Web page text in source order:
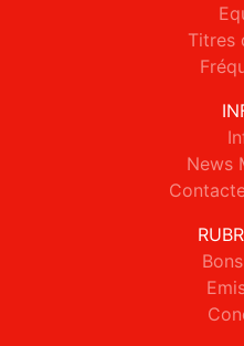
Titres
News